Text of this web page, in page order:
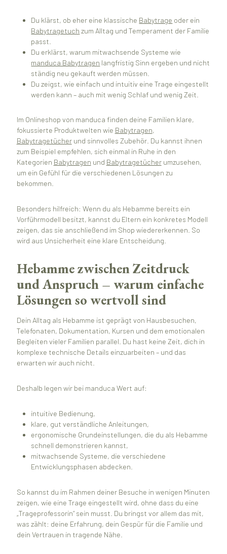
Du klärst, ob eher eine klassische Babytrage oder ein
Babytragetuch zum Alltag und Temperament der Familie
passt.
Du erklärst, warum mitwachsende Systeme wie
manduca Babytragen langfristig Sinn ergeben und nicht
ständig neu gekauft werden müssen.
Du zeigst, wie einfach und intuitiv eine Trage eingestellt
werden kann – auch mit wenig Schlaf und wenig Zeit.
Im Onlineshop von manduca finden deine Familien klare,
fokussierte Produktwelten wie Babytragen,
Babytragetücherund sinnvolles Zubehör. Du kannst ihnen
zum Beispiel empfehlen, sich einmal in Ruhe in den
Kategorien Babytragen und Babytragetücherumzusehen,
um ein Gefühl für die verschiedenen Lösungen zu
bekommen.
Besonders hilfreich: Wenn du als Hebamme bereits ein
Vorführmodell besitzt, kannst du Eltern ein konkretes Modell
zeigen, das sie anschließend im Shop wiedererkennen. So
wird aus Unsicherheit eine klare Entscheidung.
Hebamme zwischen Zeitdruck
und Anspruch – warum einfache
Lösungen so wertvoll sind
Dein Alltag als Hebamme ist geprägt von Hausbesuchen,
Telefonaten, Dokumentation, Kursen und dem emotionalen
Begleiten vieler Familien parallel. Du hast keine Zeit, dich in
komplexe technische Details einzuarbeiten – und das
erwarten wir auch nicht.
Deshalb legen wir bei manduca Wert auf:
intuitive Bedienung,
klare, gut verständliche Anleitungen,
ergonomische Grundeinstellungen, die du als Hebamme
schnell demonstrieren kannst,
mitwachsende Systeme, die verschiedene
Entwicklungsphasen abdecken.
So kannst du im Rahmen deiner Besuche in wenigen Minuten
zeigen, wie eine Trage eingestellt wird, ohne dass du eine
„Trageprofessorin“ sein musst. Du bringst vor allem das mit,
was zählt: deine Erfahrung, dein Gespür für die Familie und
dein Vertrauen in tragende Nähe.